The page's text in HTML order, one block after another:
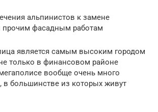
альпинистов к замене
прочим фасадным работам
является самым высоким городом
только в финансовом районе
вообще очень много
в большинстве из которых живут